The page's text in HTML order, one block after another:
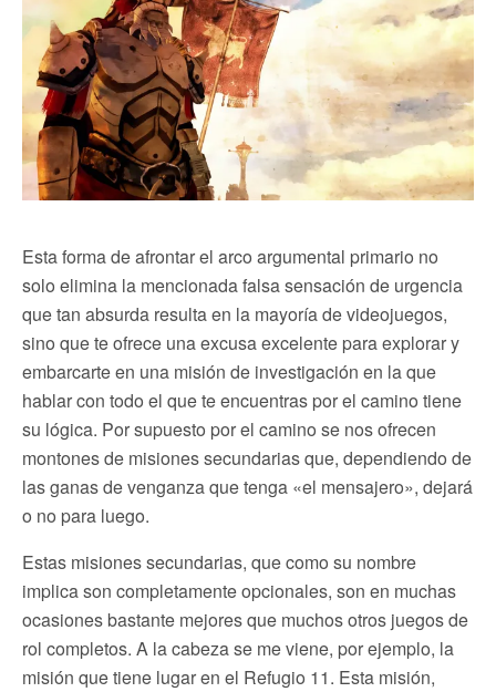
Esta forma de afrontar el arco argumental primario no
solo elimina la mencionada falsa sensación de urgencia
que tan absurda resulta en la mayoría de videojuegos,
sino que te ofrece una excusa excelente para explorar y
embarcarte en una misión de investigación en la que
hablar con todo el que te encuentras por el camino tiene
su lógica. Por supuesto por el camino se nos ofrecen
montones de misiones secundarias que, dependiendo de
las ganas de venganza que tenga «el mensajero», dejará
o no para luego.
Estas misiones secundarias, que como su nombre
implica son completamente opcionales, son en muchas
ocasiones bastante mejores que muchos otros juegos de
rol completos. A la cabeza se me viene, por ejemplo, la
misión que tiene lugar en el Refugio 11. Esta misión,